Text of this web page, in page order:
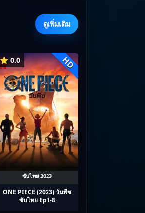
ดูเพิ่มเติม
⭐ 0.0 HD
ซับไทย 2023
ONE PIECE (2023) วันพีซ
ซับไทย Ep1-8